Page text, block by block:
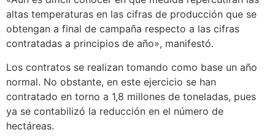
altas temperaturas en las cifras de producción que se
obtengan a final de campaña respecto a las cifras
contratadas a principios de año», manifestó.
Los contratos se realizan tomando como base un año
normal. No obstante, en este ejercicio se han
contratado en torno a 1,8 millones de toneladas, pues
ya se contabilizó la reducción en el número de
hectáreas.